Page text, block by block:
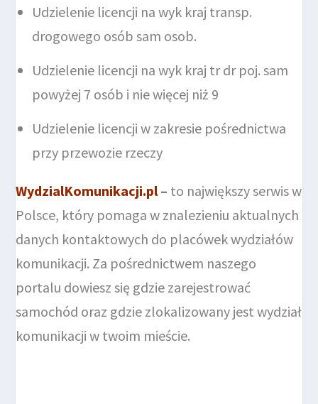
Udzielenie licencji na wyk kraj transp.
drogowego osób sam osob.
Udzielenie licencji na wyk kraj tr dr poj. sam
powyżej 7 osób i nie więcej niż 9
Udzielenie licencji w zakresie pośrednictwa
przy przewozie rzeczy
WydzialKomunikacji.pl– to największy serwis w
Polsce, który pomaga w znalezieniu aktualnych
danych kontaktowych do placówek wydziałów
komunikacji. Za pośrednictwem naszego
portalu dowiesz się gdzie zarejestrować
samochód oraz gdzie zlokalizowany jest wydział
komunikacji w twoim mieście.